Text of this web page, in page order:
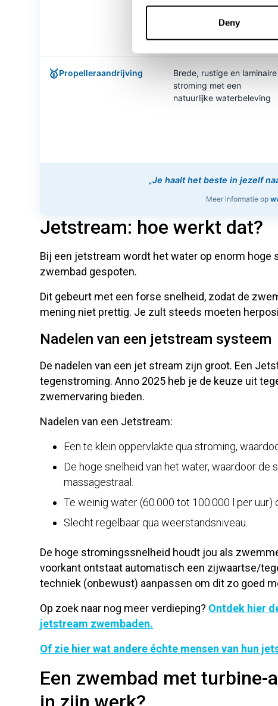
Deny
🥇Propelleraandrijving
Brede, rustige en laminaire
stroming met een
natuurlijke waterbeleving
„Je haalt het beste in jezelf
Meer informatie op
Jetstream: hoe werkt dat?
Bij een jetstream wordt het water op enorm hoge
zwembad gespoten.
Dit gebeurt met een forse snelheid, zodat de
mening niet prettig. Je zult steeds moeten
Nadelen van een jetstream systeem
De nadelen van een jet stream zijn groot. Een
tegenstroming. Anno 2025 heb je de keuze uit
zwemervaring bieden.
Nadelen van een Jetstream:
Een te klein oppervlakte qua stroming,
De hoge snelheid van het water, waardoor de
massagestraal.
Te weinig water (60.000 tot 100.000 l per
Slecht regelbaar qua weerstandsniveau.
De hoge stromingssnelheid houdt jou als
voorkant ontstaat automatisch een zijwaartse/
techniek (onbewust) aanpassen om dit zo goed
Op zoek naar nog meer verdieping? Ontdek hier
jetstream zwembaden.
Of zie hier wat andere échte mensen van hun
Een zwembad met turbine-